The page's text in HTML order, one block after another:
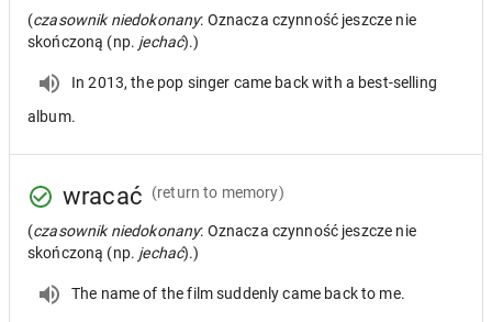
(czasownik niedokonany: Oznacza czynność jeszcze nie
skończoną (np. jechać).)
In 2013, the pop singer came back with a best-selling
album.
wracać (return to memory)
(czasownik niedokonany: Oznacza czynność jeszcze nie
skończoną (np. jechać).)
The name of the film suddenly came back to me.